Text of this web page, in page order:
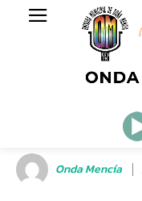
Onda Mencía